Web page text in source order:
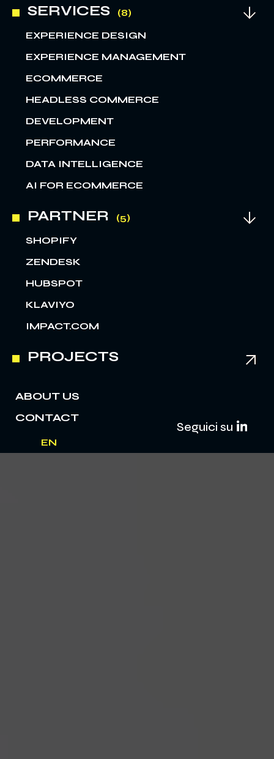
SERVICES
EXPERIENCE DESIGN
EXPERIENCE MANAGEMENT
ECOMMERCE
HEADLESS COMMERCE
DEVELOPMENT
PERFORMANCE
DATA INTELLIGENCE
AI FOR ECOMMERCE
PARTNER
SHOPIFY
ZENDESK
HUBSPOT
KLAVIYO
IMPACT.COM
PROJECTS
ABOUT US
CONTACT
EN
Seguici su